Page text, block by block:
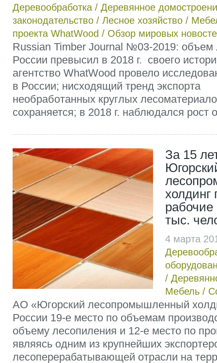
Деревообработка / Деревянное
законодательство / Лесное хозяйство /
проекта WhatWood / Обзор мировых
Russian Timber Journal №03-2019: объем
России превысил в 2018 г. своего
агентство WhatWood провело
в России; нисходящий тренд экспорта
необработанных круглых
сохраняется; в 2018 г. наблюдался рост
За 15
холдинг
тыс.
4 марта
/
Мебель /
АО «Югорский лесопромышленный
России 19-е место по объемам
объему лесопиления и 12-е место по
являясь одним из крупнейших
лесоперерабатывающей отрасли на